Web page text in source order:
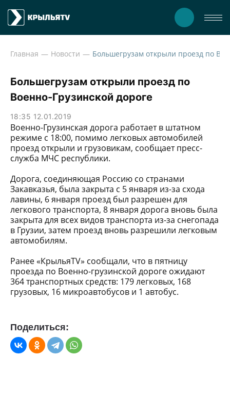
Главная Новости
Большегрузам открыли проезд по
Военно-Грузинской дороге
18:35 12.01.2019
Военно-Грузинская дорога работает в штатном
режиме с 18:00, помимо легковых автомобилей
проезд открыли и грузовикам, сообщает пресс-
служба МЧС республики.
Дорога, соединяющая Россию со странами
Закавказья, была закрыта с 5 января из-за схода
лавины, 6 января проезд был разрешен для
легкового транспорта, 8 января дорога вновь была
закрыта для всех видов транспорта из-за снегопада
в Грузии, затем проезд вновь разрешили легковым
автомобилям.
Ранее «КрыльяTV» сообщали, что в пятницу
проезда по Военно-грузинской дороге ожидают
364 транспортных средств: 179 легковых, 168
грузовых, 16 микроавтобусов и 1 автобус.
Поделиться: